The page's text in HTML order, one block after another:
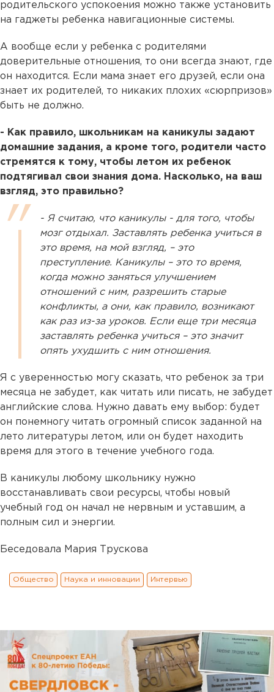
родительского успокоения можно также установить
на гаджеты ребенка навигационные системы.
А вообще если у ребенка с родителями
доверительные отношения, то они всегда знают, где
он находится. Если мама знает его друзей, если она
знает их родителей, то никаких плохих «сюрпризов»
быть не должно.
- Как правило, школьникам на каникулы задают
домашние задания, а кроме того, родители часто
стремятся к тому, чтобы летом их ребенок
подтягивал свои знания дома. Насколько, на ваш
взгляд, это правильно?
- Я считаю, что каникулы - для того, чтобы
мозг отдыхал. Заставлять ребенка учиться в
это время, на мой взгляд, – это
преступление. Каникулы – это то время,
когда можно заняться улучшением
отношений с ним, разрешить старые
конфликты, а они, как правило, возникают
как раз из-за уроков. Если еще три месяца
заставлять ребенка учиться – это значит
опять ухудшить с ним отношения.
Я с уверенностью могу сказать, что ребенок за три
месяца не забудет, как читать или писать, не забудет
английские слова. Нужно давать ему выбор: будет
он понемногу читать огромный список заданной на
лето литературы летом, или он будет находить
время для этого в течение учебного года.
В каникулы любому школьнику нужно
восстанавливать свои ресурсы, чтобы новый
учебный год он начал не нервным и уставшим, а
полным сил и энергии.
Беседовала Мария Трускова
Общество Наука и инновации Интервью